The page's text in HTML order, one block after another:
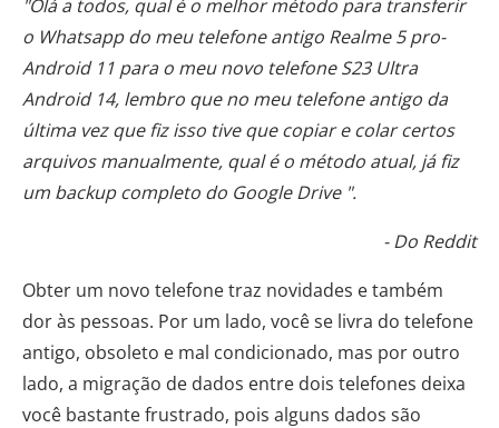
"Olá a todos, qual é o melhor método para transferir
o Whatsapp do meu telefone antigo Realme 5 pro-
Android 11 para o meu novo telefone S23 Ultra
Android 14, lembro que no meu telefone antigo da
última vez que fiz isso tive que copiar e colar certos
arquivos manualmente, qual é o método atual, já fiz
um backup completo do Google Drive ".
- Do Reddit
Obter um novo telefone traz novidades e também
dor às pessoas. Por um lado, você se livra do telefone
antigo, obsoleto e mal condicionado, mas por outro
lado, a migração de dados entre dois telefones deixa
você bastante frustrado, pois alguns dados são